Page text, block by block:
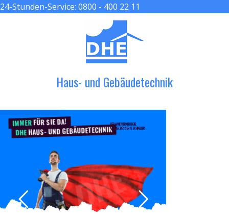
24-Stunden-Service: 0800 - 400 22 11
Haus- und Gebäudetechnik
IMMERFÜR SIE DA!
DHEHAUS- UND GEBÄUDETECHNIK
DER HANDWERKER ENGEL
GRÖßER, BESSER & SCHNELLER